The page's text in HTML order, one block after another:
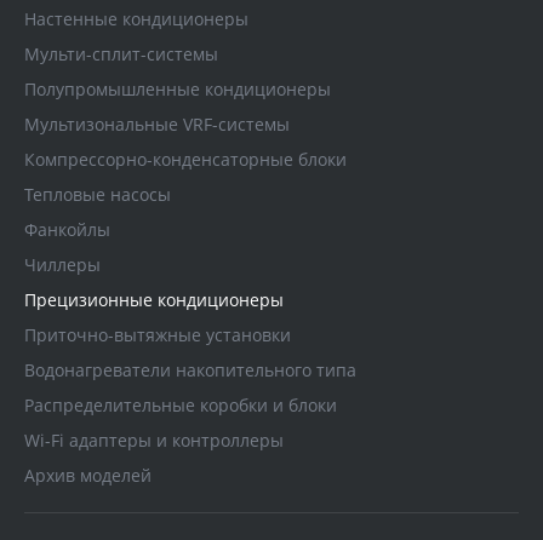
Настенные кондиционеры
Мульти-сплит-системы
Полупромышленные кондиционеры
Мультизональные VRF-системы
Компрессорно-конденсаторные блоки
Тепловые насосы
Фанкойлы
Чиллеры
Прецизионные кондиционеры
Приточно-вытяжные установки
Водонагреватели накопительного типа
Распределительные коробки и блоки
Wi-Fi адаптеры и контроллеры
Архив моделей